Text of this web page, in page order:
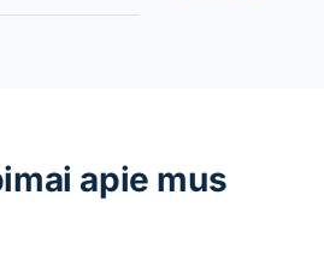
apie mus